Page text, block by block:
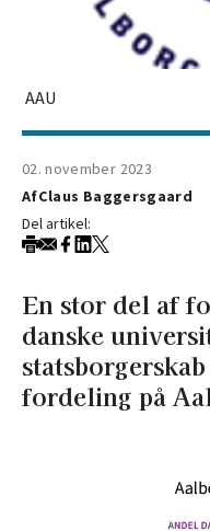
AAU
02. november 2023
AfClaus Baggersgaard
Del artikel:
En stor del af
danske
fordeling på